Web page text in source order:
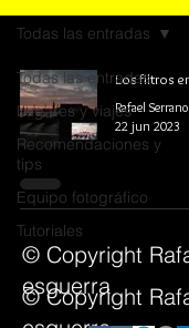
Todas las entradas
Lugares y viajes
Recomendaciones y
tips
Equipo fotográfico
Tutoriales
Todas las entradas
Los filtros
Rafael
22 jun 2023
© Copyright
esguerra
© Copyright